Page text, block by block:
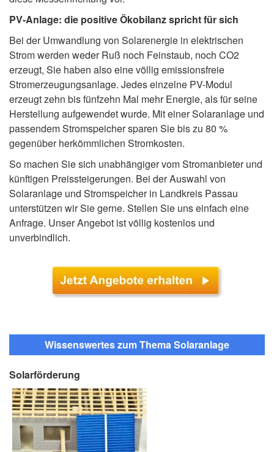
PV-Anlage: die positive Ökobilanz spricht für sich
Bei der Umwandlung von Solarenergie in elektrischen
Strom werden weder Ruß noch Feinstaub, noch CO2
erzeugt, Sie haben also eine völlig emissionsfreie
Stromerzeugungsanlage. Jedes einzelne PV-Modul
erzeugt zehn bis fünfzehn Mal mehr Energie, als für seine
Herstellung aufgewendet wurde. Mit einer Solaranlage und
passendem Stromspeicher sparen Sie bis zu 80 %
gegenüber herkömmlichen Stromkosten.
So machen Sie sich unabhängiger vom Stromanbieter und
künftigen Preissteigerungen. Bei der Auswahl von
Solaranlage und Stromspeicher in Landkreis Passau
unterstützen wir Sie gerne. Stellen Sie uns einfach eine
Anfrage. Unser Angebot ist völlig kostenlos und
unverbindlich.
Wissenswertes zum Thema Solaranlage
Solarförderung